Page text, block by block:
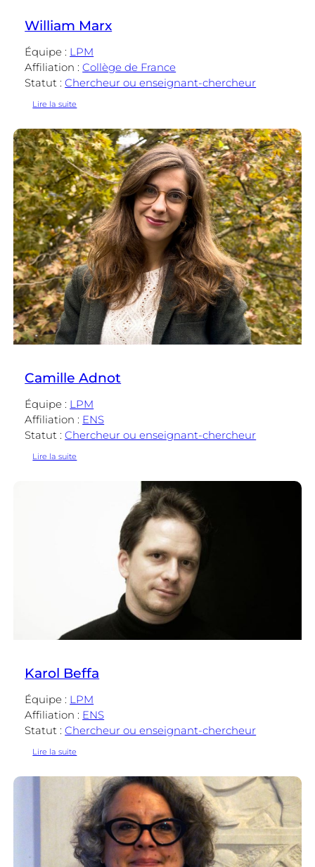
William Marx
Équipe : LPM
Affiliation :Collège de France
Statut :Chercheur ou enseignant-chercheur
Lire la suite
Camille Adnot
Équipe : LPM
Affiliation : ENS
Statut :Chercheur ou enseignant-chercheur
Lire la suite
Karol Beffa
Équipe : LPM
Affiliation : ENS
Statut :Chercheur ou enseignant-chercheur
Lire la suite